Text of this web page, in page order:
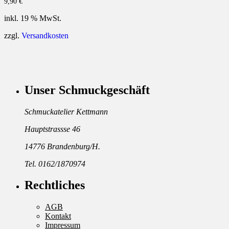
inkl. 19 % MwSt.
zzgl. Versandkosten
Unser Schmuckgeschäft
Schmuckatelier Kettmann
Hauptstrassse 46
14776 Brandenburg/H.
Tel. 0162/1870974
Rechtliches
AGB
Kontakt
Impressum